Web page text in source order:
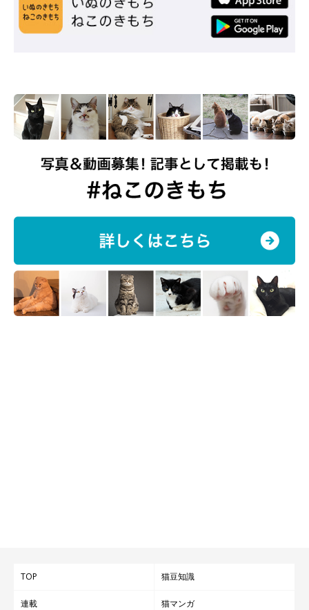
TOP 猫豆知識
連載 猫マンガ